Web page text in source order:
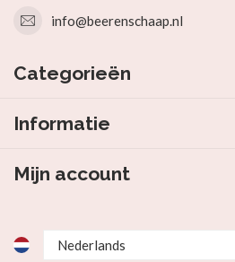
info@beerenschaap.nl
Categorieën
Informatie
Mijn account